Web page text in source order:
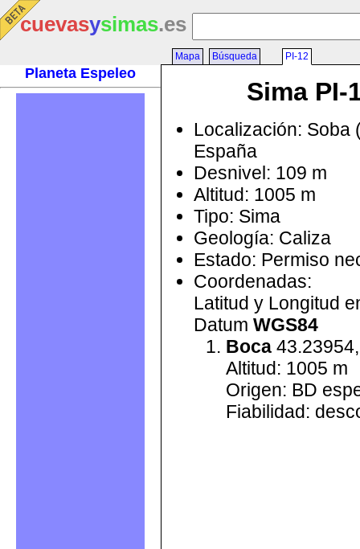
cuevasysimas.es
Planeta Espeleo
Mapa Búsqueda PI-12
Sima PI-
Localización: Soba
España
Desnivel: 109 m
Altitud: 1005 m
Tipo: Sima
Geología: Caliza
Estado: Permiso
Coordenadas:
Latitud y Longitud
Datum WGS84
Boca
Altitud: 1005 m
Origen: BD
Fiabilidad: